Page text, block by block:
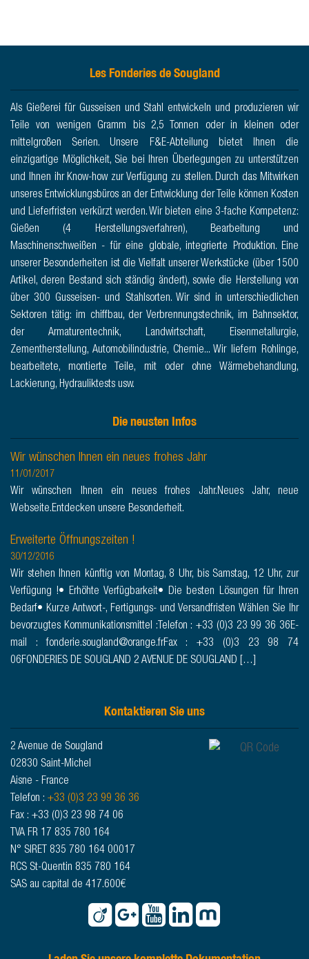
Les Fonderies de Sougland
Als Gießerei für Gusseisen und Stahl entwickeln und produzieren wir
Teile von wenigen Gramm bis 2,5 Tonnen oder in kleinen oder
mittelgroßen Serien. Unsere F&E-Abteilung bietet Ihnen die
einzigartige Möglichkeit, Sie bei Ihren Überlegungen zu unterstützen
und Ihnen ihr Know-how zur Verfügung zu stellen. Durch das Mitwirken
unseres Entwicklungsbüros an der Entwicklung der Teile können Kosten
und Lieferfristen verkürzt werden. Wir bieten eine 3-fache Kompetenz:
Gießen (4 Herstellungsverfahren), Bearbeitung und
Maschinenschweißen - für eine globale, integrierte Produktion. Eine
unserer Besonderheiten ist die Vielfalt unserer Werkstücke (über 1500
Artikel, deren Bestand sich ständig ändert), sowie die Herstellung von
über 300 Gusseisen- und Stahlsorten. Wir sind in unterschiedlichen
Sektoren tätig: im chiffbau, der Verbrennungstechnik, im Bahnsektor,
der Armaturentechnik, Landwirtschaft, Eisenmetallurgie,
Zementherstellung, Automobilindustrie, Chemie... Wir liefern Rohlinge,
bearbeitete, montierte Teile, mit oder ohne Wärmebehandlung,
Lackierung, Hydrauliktests usw.
Die neusten Infos
Wir wünschen Ihnen ein neues frohes Jahr
11/01/2017
Wir wünschen Ihnen ein neues frohes Jahr.Neues Jahr, neue
Webseite.Entdecken unsere Besonderheit.
Erweiterte Öffnungszeiten !
30/12/2016
Wir stehen Ihnen künftig von Montag, 8 Uhr, bis Samstag, 12 Uhr, zur
Verfügung !• Erhöhte Verfügbarkeit• Die besten Lösungen für Ihren
Bedarf• Kurze Antwort-, Fertigungs- und Versandfristen Wählen Sie Ihr
bevorzugtes Kommunikationsmittel :Telefon : +33 (0)3 23 99 36 36E-
mail : fonderie.sougland@orange.frFax : +33 (0)3 23 98 74
06FONDERIES DE SOUGLAND 2 AVENUE DE SOUGLAND […]
Kontaktieren Sie uns
2 Avenue de Sougland
02830 Saint-Michel
Aisne - France
Telefon : +33 (0)3 23 99 36 36
Fax : +33 (0)3 23 98 74 06
TVA FR 17 835 780 164
N° SIRET 835 780 164 00017
RCS St-Quentin 835 780 164
SAS au capital de 417.600€